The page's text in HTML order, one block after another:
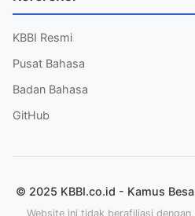
KBBI Resmi
Pusat Bahasa
Badan Bahasa
GitHub
© 2025 KBBI.co.id - Kamus
Website ini tidak berafiliasi dengan